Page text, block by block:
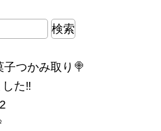
つかみ取り🍭
た‼